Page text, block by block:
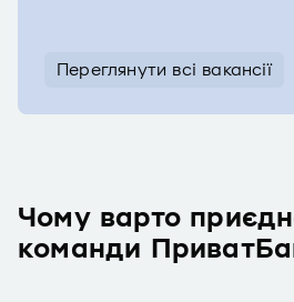
Переглянути всі вакансії
Чому варто
команди